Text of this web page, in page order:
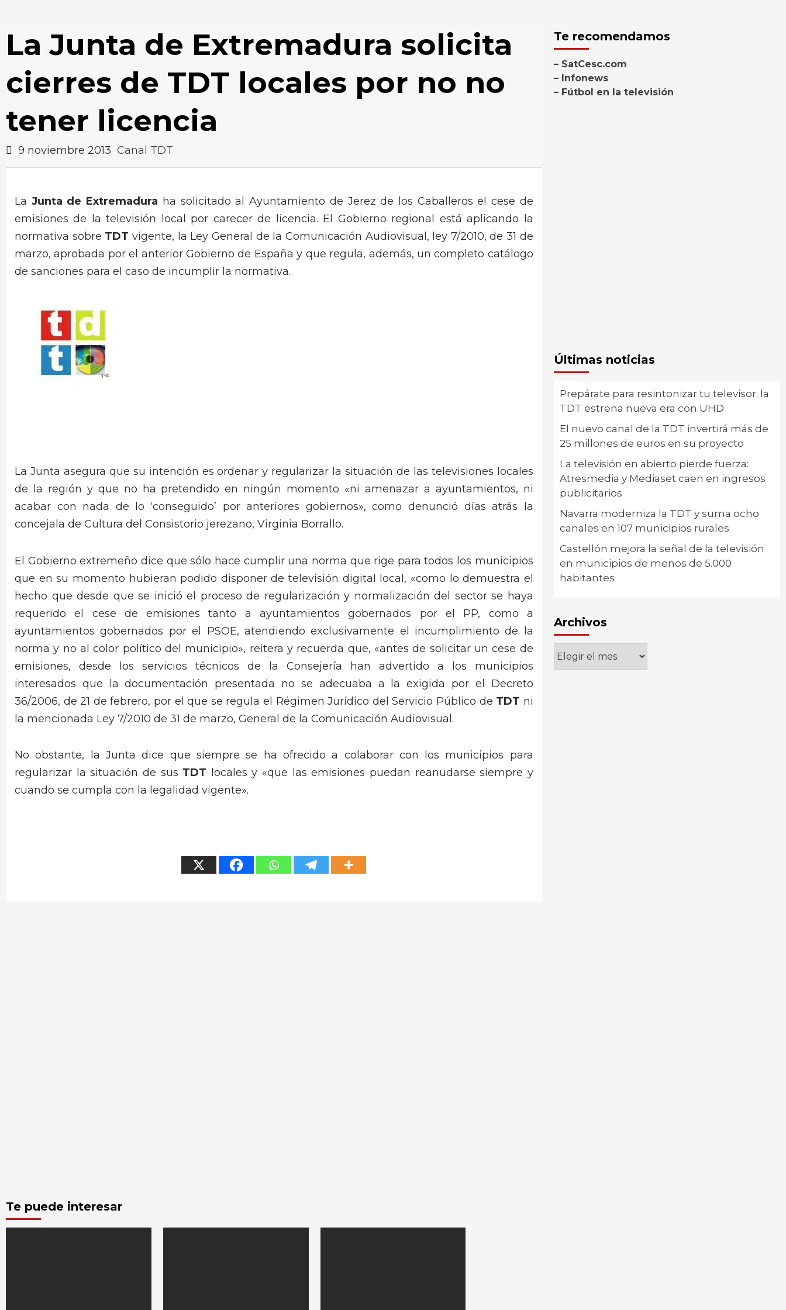
La Junta de Extremadura solicita
cierres de TDT locales por no no
tener licencia
9 noviembre 2013 Canal TDT
La Junta de Extremadura ha solicitado al Ayuntamiento de Jerez de los Caballeros el cese de
emisiones de la televisión local por carecer de licencia. El Gobierno regional está aplicando la
normativa sobre TDT vigente, la Ley General de la Comunicación Audiovisual, ley 7/2010, de 31 de
marzo, aprobada por el anterior Gobierno de España y que regula, además, un completo catálogo
de sanciones para el caso de incumplir la normativa.
La Junta asegura que su intención es ordenar y regularizar la situación de las televisiones locales
de la región y que no ha pretendido en ningún momento «ni amenazar a ayuntamientos, ni
acabar con nada de lo ‘conseguido’ por anteriores gobiernos», como denunció días atrás la
concejala de Cultura del Consistorio jerezano, Virginia Borrallo.
El Gobierno extremeño dice que sólo hace cumplir una norma que rige para todos los municipios
que en su momento hubieran podido disponer de televisión digital local, «como lo demuestra el
hecho que desde que se inició el proceso de regularización y normalización del sector se haya
requerido el cese de emisiones tanto a ayuntamientos gobernados por el PP, como a
ayuntamientos gobernados por el PSOE, atendiendo exclusivamente el incumplimiento de la
norma y no al color político del municipio», reitera y recuerda que, «antes de solicitar un cese de
emisiones, desde los servicios técnicos de la Consejería han advertido a los municipios
interesados que la documentación presentada no se adecuaba a la exigida por el Decreto
36/2006, de 21 de febrero, por el que se regula el Régimen Jurídico del Servicio Público de TDT ni
la mencionada Ley 7/2010 de 31 de marzo, General de la Comunicación Audiovisual.
No obstante, la Junta dice que siempre se ha ofrecido a colaborar con los municipios para
regularizar la situación de sus TDT locales y «que las emisiones puedan reanudarse siempre y
cuando se cumpla con la legalidad vigente».
Te recomendamos
– SatCesc.com
– Infonews
– Fútbol en la televisión
Últimas noticias
Prepárate para resintonizar tu televisor: la
TDT estrena nueva era con UHD
El nuevo canal de la TDT invertirá más de
25 millones de euros en su proyecto
La televisión en abierto pierde fuerza:
Atresmedia y Mediaset caen en ingresos
publicitarios
Navarra moderniza la TDT y suma ocho
canales en 107 municipios rurales
Castellón mejora la señal de la televisión
en municipios de menos de 5.000
habitantes
Archivos
Archivos
Te puede interesar